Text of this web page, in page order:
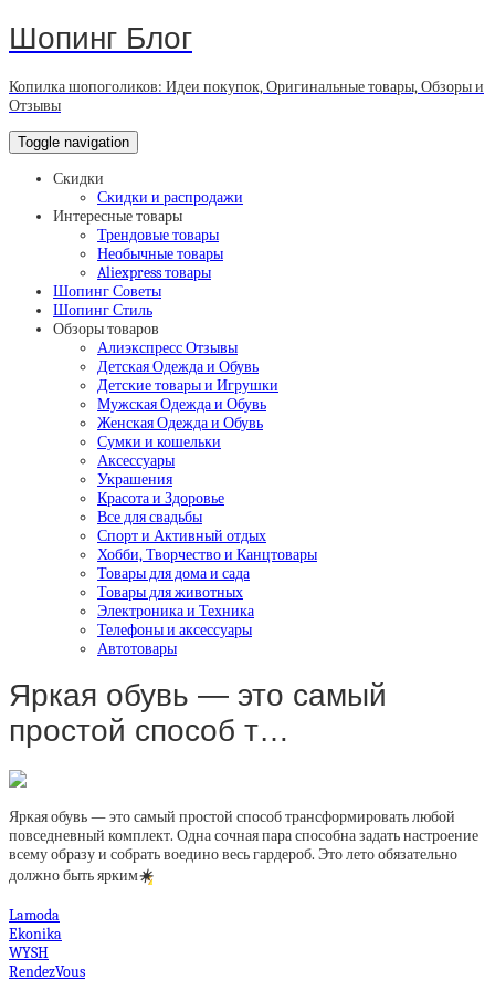
Шопинг Блог
Копилка шопоголиков: Идеи покупок, Оригинальные товары, Обзоры и
Отзывы
Toggle navigation
Скидки
Скидки и распродажи
Интересные товары
Трендовые товары
Необычные товары
Aliexpress товары
Шопинг Советы
Шопинг Стиль
Обзоры товаров
Алиэкспресс Отзывы
Детская Одежда и Обувь
Детские товары и Игрушки
Мужская Одежда и Обувь
Женская Одежда и Обувь
Сумки и кошельки
Аксессуары
Украшения
Красота и Здоровье
Все для свадьбы
Спорт и Активный отдых
Хобби, Творчество и Канцтовары
Товары для дома и сада
Товары для животных
Электроника и Техника
Телефоны и аксессуары
Автотовары
Яркая обувь — это самый
простой способ т…
Яркая обувь — это самый простой способ трансформировать любой
повседневный комплект. Одна сочная пара способна задать настроение
всему образу и собрать воедино весь гардероб. Это лето обязательно
должно быть ярким☀️
Lamoda
Ekonika
WYSH
RendezVous